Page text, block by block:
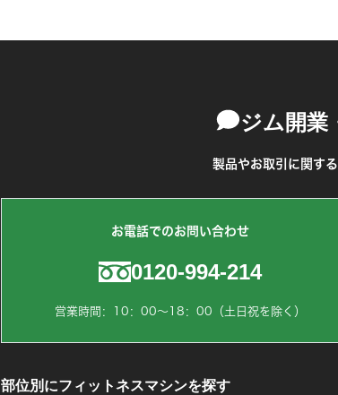
ジム開業
製品やお取引に関す
お電話でのお問い合わせ
0120-994-214
営業時間：10：00～18：00（土日祝を除く）
部位別にフィットネスマシンを探す